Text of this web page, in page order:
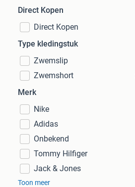
Direct Kopen
Direct Kopen
Type kledingstuk
Zwemslip
Zwemshort
Merk
Nike
Adidas
Onbekend
Tommy Hilfiger
Jack & Jones
Toon meer